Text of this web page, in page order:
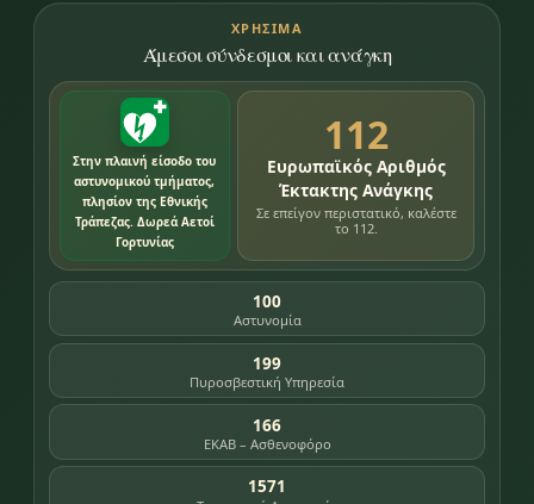
ΧΡΉΣΙΜΑ
Άμεσοι σύνδεσμοι και ανάγκη
Στην πλαινή είσοδο του
αστυνομικού τμήματος,
πλησίον της Εθνικής
Τράπεζας. Δωρεά Αετοί
Γορτυνίας
112
Ευρωπαϊκός Αριθμός
Έκτακτης Ανάγκης
Σε επείγον περιστατικό, καλέστε
το 112.
100
Αστυνομία
199
Πυροσβεστική Υπηρεσία
166
ΕΚΑΒ – Ασθενοφόρο
1571